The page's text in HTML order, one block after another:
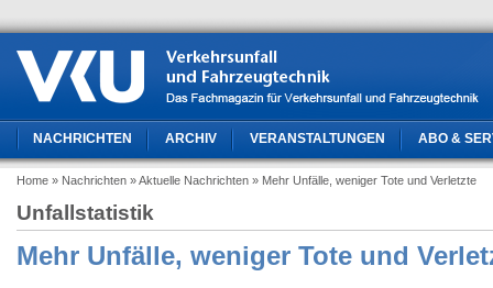
NACHRICHTEN ARCHIV VERANSTALTUNGEN ABO &
Home » Nachrichten » Aktuelle Nachrichten » Mehr Unfälle, weniger Tote und Verletzte
Unfallstatistik
Mehr Unfälle, weniger Tote und